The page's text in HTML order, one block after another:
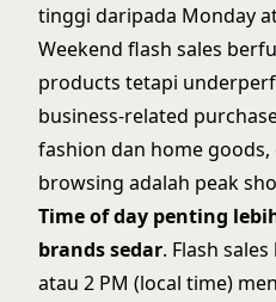
tinggi daripada Monday
Weekend flash sales
products tetapi
business-related
fashion dan home
browsing adalah peak
Time of day penting
brands sedar. Flash
atau 2 PM (local time)